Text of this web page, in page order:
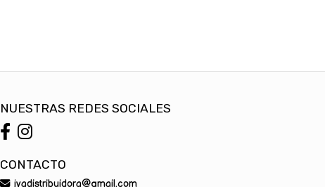
NUESTRAS REDES SOCIALES
CONTACTO
jyadistribuidora@gmail.com